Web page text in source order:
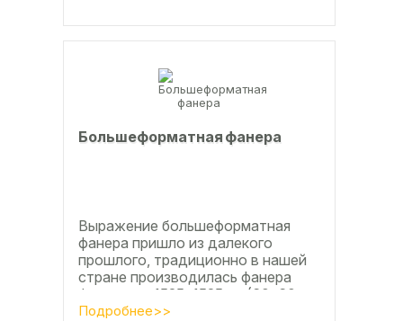
Большеформатная фанера
Выражение большеформатная
фанера пришло из далекого
прошлого, традиционно в нашей
стране производилась фанера
форматом 1525х1525мм (60х60
дюймов), форматы отличающиеся
Подробнее>>